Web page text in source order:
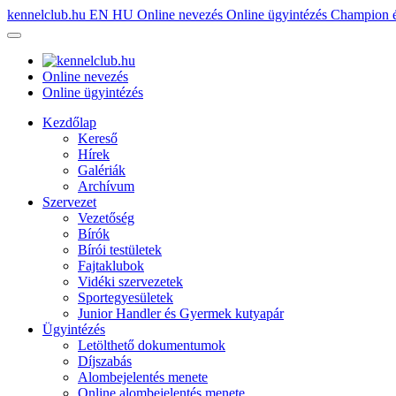
kennelclub.hu EN HU Online nevezés Online ügyintézés Champion
Online nevezés
Online ügyintézés
Kezdőlap
Kereső
Hírek
Galériák
Archívum
Szervezet
Vezetőség
Bírók
Bírói testületek
Fajtaklubok
Vidéki szervezetek
Sportegyesületek
Junior Handler és Gyermek kutyapár
Ügyintézés
Letölthető dokumentumok
Díjszabás
Alombejelentés menete
Online alombejelentés menete